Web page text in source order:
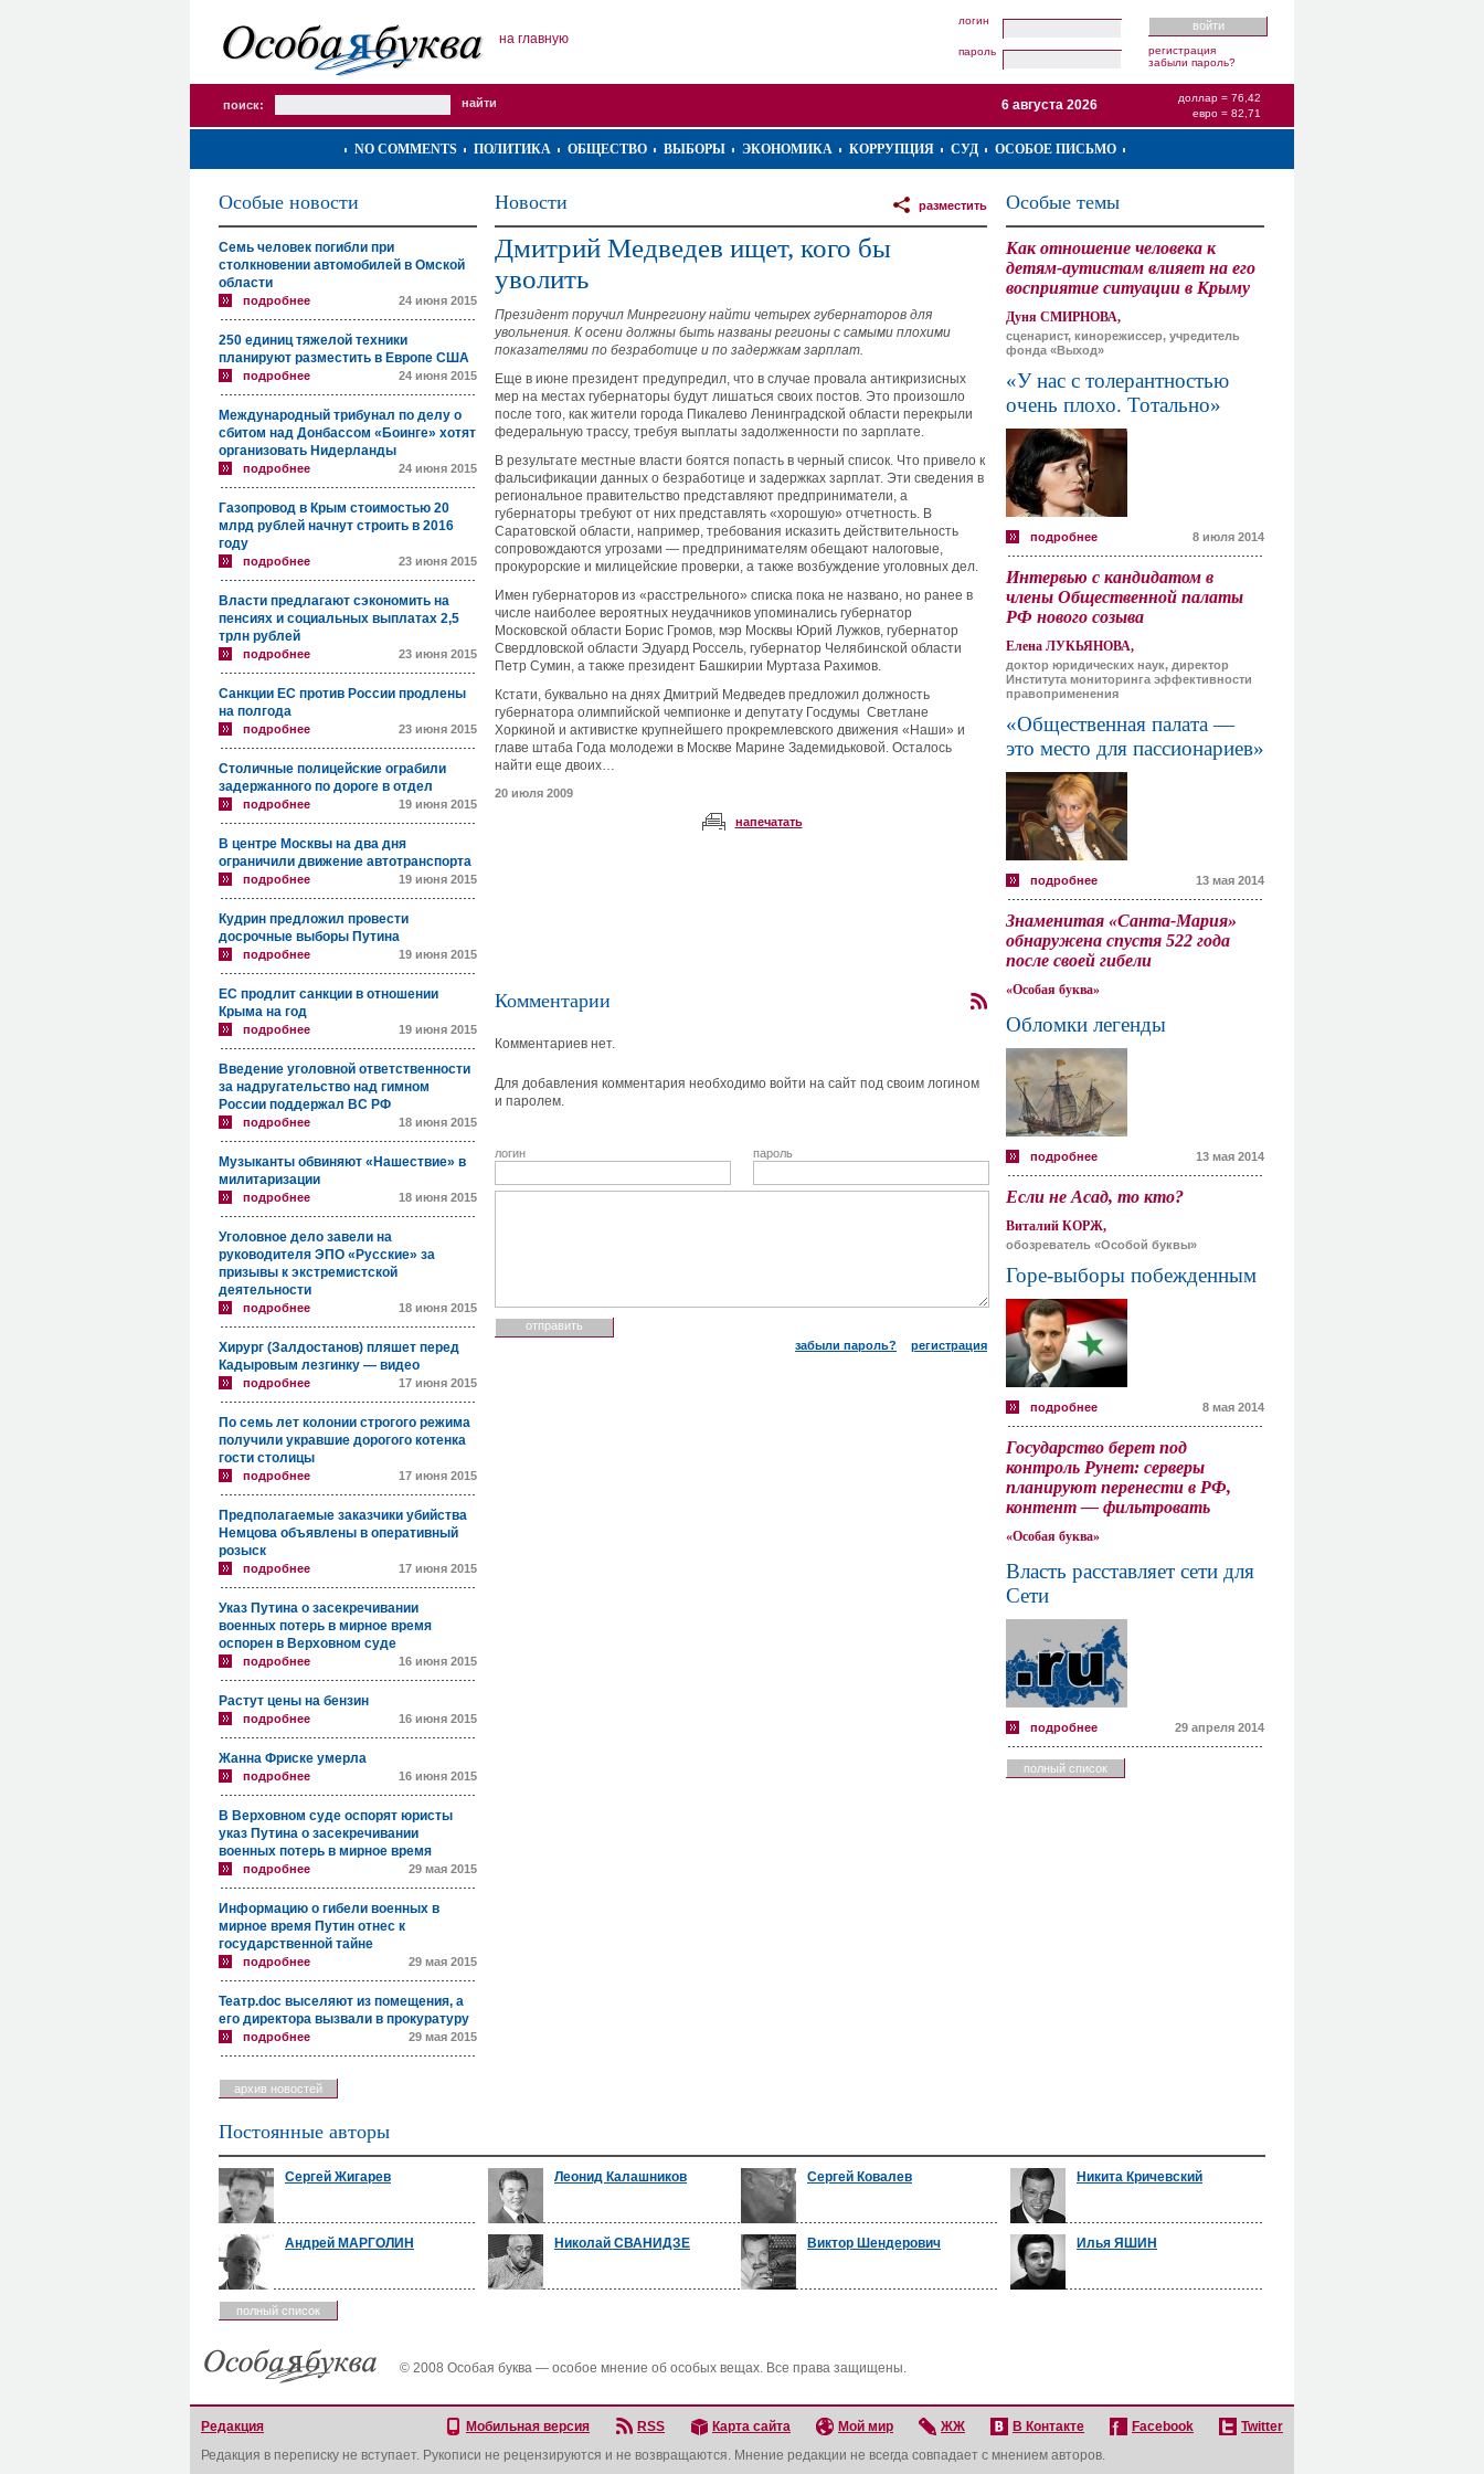
на главную
логин
пароль
регистрация
забыли пароль?
поиск:
доллар = 76,42
евро = 82,71
6 августа 2026
NO COMMENTS ПОЛИТИКА ОБЩЕСТВО ВЫБОРЫ ЭКОНОМИКА КОРРУПЦИЯ СУД ОСОБОЕ ПИСЬМО
Особые новости
Семь человек погибли при
столкновении автомобилей в Омской
области
подробнее 24 июня 2015
250 единиц тяжелой техники
планируют разместить в Европе США
подробнее 24 июня 2015
Международный трибунал по делу о
сбитом над Донбассом «Боинге» хотят
организовать Нидерланды
подробнее 24 июня 2015
Газопровод в Крым стоимостью 20
млрд рублей начнут строить в 2016
году
подробнее 23 июня 2015
Власти предлагают сэкономить на
пенсиях и социальных выплатах 2,5
трлн рублей
подробнее 23 июня 2015
Санкции ЕС против России продлены
на полгода
подробнее 23 июня 2015
Столичные полицейские ограбили
задержанного по дороге в отдел
подробнее 19 июня 2015
В центре Москвы на два дня
ограничили движение автотранспорта
подробнее 19 июня 2015
Кудрин предложил провести
досрочные выборы Путина
подробнее 19 июня 2015
ЕС продлит санкции в отношении
Крыма на год
подробнее 19 июня 2015
Введение уголовной ответственности
за надругательство над гимном
России поддержал ВС РФ
подробнее 18 июня 2015
Музыканты обвиняют «Нашествие» в
милитаризации
подробнее 18 июня 2015
Уголовное дело завели на
руководителя ЭПО «Русские» за
призывы к экстремистской
деятельности
подробнее 18 июня 2015
Хирург (Залдостанов) пляшет перед
Кадыровым лезгинку — видео
подробнее 17 июня 2015
По семь лет колонии строгого режима
получили укравшие дорогого котенка
гости столицы
подробнее 17 июня 2015
Предполагаемые заказчики убийства
Немцова объявлены в оперативный
розыск
подробнее 17 июня 2015
Указ Путина о засекречивании
военных потерь в мирное время
оспорен в Верховном суде
подробнее 16 июня 2015
Растут цены на бензин
подробнее 16 июня 2015
Жанна Фриске умерла
подробнее 16 июня 2015
В Верховном суде оспорят юристы
указ Путина о засекречивании
военных потерь в мирное время
подробнее 29 мая 2015
Информацию о гибели военных в
мирное время Путин отнес к
государственной тайне
подробнее 29 мая 2015
Театр.doc выселяют из помещения, а
его директора вызвали в прокуратуру
подробнее 29 мая 2015
архив новостей
Новости разместить
Дмитрий Медведев ищет, кого бы
уволить
Президент поручил Минрегиону найти четырех губернаторов для
увольнения. К осени должны быть названы регионы с самыми плохими
показателями по безработице и по задержкам зарплат.
Еще в июне президент предупредил, что в случае провала антикризисных
мер на местах губернаторы будут лишаться своих постов. Это произошло
после того, как жители города Пикалево Ленинградской области перекрыли
федеральную трассу, требуя выплаты задолженности по зарплате.
В результате местные власти боятся попасть в черный список. Что привело к
фальсификации данных о безработице и задержках зарплат. Эти сведения в
региональное правительство представляют предприниматели, а
губернаторы требуют от них представлять «хорошую» отчетность. В
Саратовской области, например, требования исказить действительность
сопровождаются угрозами — предпринимателям обещают налоговые,
прокурорские и милицейские проверки, а также возбуждение уголовных дел.
Имен губернаторов из «расстрельного» списка пока не названо, но ранее в
числе наиболее вероятных неудачников упоминались губернатор
Московской области Борис Громов, мэр Москвы Юрий Лужков, губернатор
Свердловской области Эдуард Россель, губернатор Челябинской области
Петр Сумин, а также президент Башкирии Муртаза Рахимов.
Кстати, буквально на днях Дмитрий Медведев предложил должность
губернатора олимпийской чемпионке и депутату Госдумы Светлане
Хоркиной и активистке крупнейшего прокремлевского движения «Наши» и
главе штаба Года молодежи в Москве Марине Задемидьковой. Осталось
найти еще двоих…
20 июля 2009
напечатать
Комментарии
Комментариев нет.
Для добавления комментария необходимо войти на сайт под своим логином
и паролем.
логин пароль
забыли пароль? регистрация
Особые темы
Как отношение человека к
детям-аутистам влияет на его
восприятие ситуации в Крыму
Дуня СМИРНОВА,
сценарист, кинорежиссер, учредитель
фонда «Выход»
«У нас с толерантностью
очень плохо. Тотально»
подробнее 8 июля 2014
Интервью с кандидатом в
члены Общественной палаты
РФ нового созыва
Елена ЛУКЬЯНОВА,
доктор юридических наук, директор
Института мониторинга эффективности
правоприменения
«Общественная палата —
это место для пассионариев»
подробнее 13 мая 2014
Знаменитая «Санта-Мария»
обнаружена спустя 522 года
после своей гибели
«Особая буква»
Обломки легенды
подробнее 13 мая 2014
Если не Асад, то кто?
Виталий КОРЖ,
обозреватель «Особой буквы»
Горе-выборы побежденным
подробнее 8 мая 2014
Государство берет под
контроль Рунет: серверы
планируют перенести в РФ,
контент — фильтровать
«Особая буква»
Власть расставляет сети для
Сети
подробнее 29 апреля 2014
полный список
Постоянные авторы
Сергей Жигарев Леонид Калашников Сергей Ковалев Никита Кричевский
Андрей МАРГОЛИН Николай СВАНИДЗЕ Виктор Шендерович Илья ЯШИН
полный список
© 2008 Особая буква — особое мнение об особых вещах. Все права защищены.
Редакция Мобильная версия RSS Карта сайта Мой мир ЖЖ В Контакте Facebook
Twitter
Редакция в переписку не вступает. Рукописи не рецензируются и не возвращаются. Мнение редакции не всегда совпадает с мнением авторов.